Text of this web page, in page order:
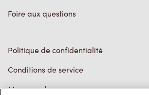
Foire aux questions
Politique de confidentialité
Conditions de service
Marques de commerce